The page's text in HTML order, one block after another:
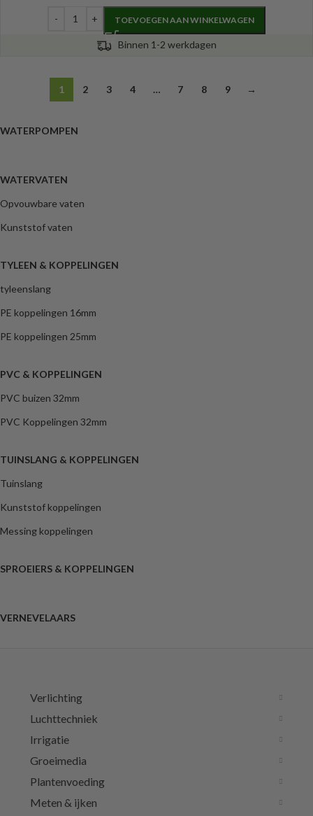
TOEVOEGEN AAN WINKELWAGEN
Binnen 1-2 werkdagen
1 2 3 4 … 7 8 9 →
WATERPOMPEN
WATERVATEN
Opvouwbare vaten
Kunststof vaten
TYLEEN & KOPPELINGEN
tyleenslang
PE koppelingen 16mm
PE koppelingen 25mm
PVC & KOPPELINGEN
PVC buizen 32mm
PVC Koppelingen 32mm
TUINSLANG & KOPPELINGEN
Tuinslang
Kunststof koppelingen
Messing koppelingen
SPROEIERS & KOPPELINGEN
VERNEVELAARS
Verlichting
Luchttechniek
Irrigatie
Groeimedia
Plantenvoeding
Meten & ijken